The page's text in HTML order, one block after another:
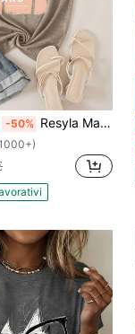
-50% Resyla Maglietta casual da donna a girocollo con maniche corte, stampa di palme e scritte, tema estivo e tropicale, grafica "sole, sale, sabbia, paradiso marino, Hawaii", per donna